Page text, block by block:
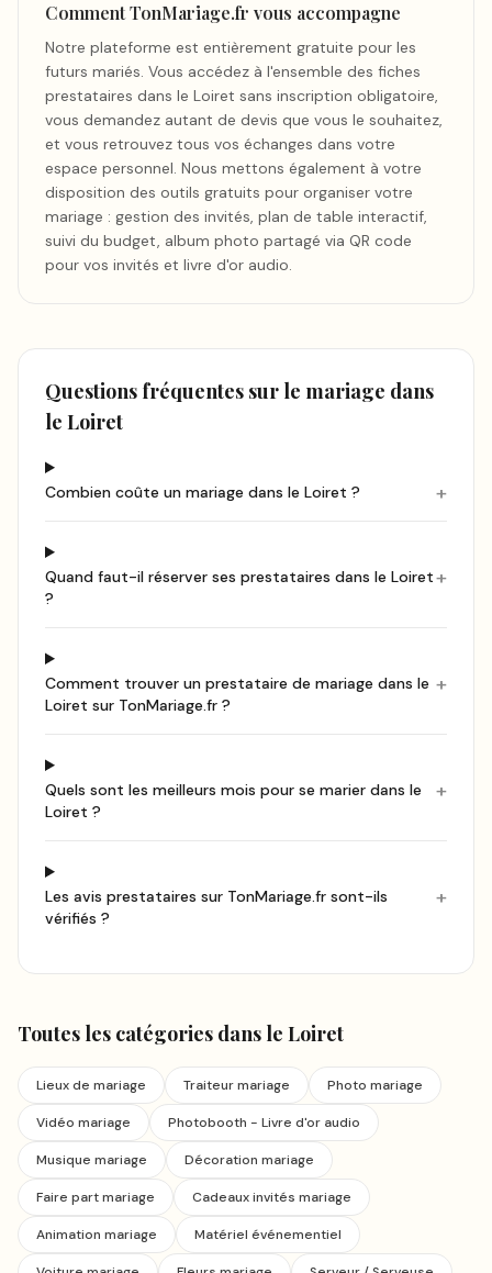
Comment TonMariage.fr vous accompagne
Notre plateforme est entièrement gratuite pour les
futurs mariés. Vous accédez à l'ensemble des fiches
prestataires dans le Loiret sans inscription obligatoire,
vous demandez autant de devis que vous le souhaitez,
et vous retrouvez tous vos échanges dans votre
espace personnel. Nous mettons également à votre
disposition des outils gratuits pour organiser votre
mariage : gestion des invités, plan de table interactif,
suivi du budget, album photo partagé via QR code
pour vos invités et livre d'or audio.
Questions fréquentes sur le mariage dans
le Loiret
Combien coûte un mariage dans le Loiret ? +
Quand faut-il réserver ses prestataires dans le Loiret
?
+
Comment trouver un prestataire de mariage dans le
Loiret sur TonMariage.fr ?
+
Quels sont les meilleurs mois pour se marier dans le
Loiret ?
+
Les avis prestataires sur TonMariage.fr sont-ils
vérifiés ?
+
Toutes les catégories dans le Loiret
Lieux de mariage Traiteur mariage Photo mariage
Vidéo mariage Photobooth - Livre d'or audio
Musique mariage Décoration mariage
Faire part mariage Cadeaux invités mariage
Animation mariage Matériel événementiel